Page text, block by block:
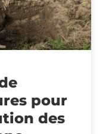
pour
des